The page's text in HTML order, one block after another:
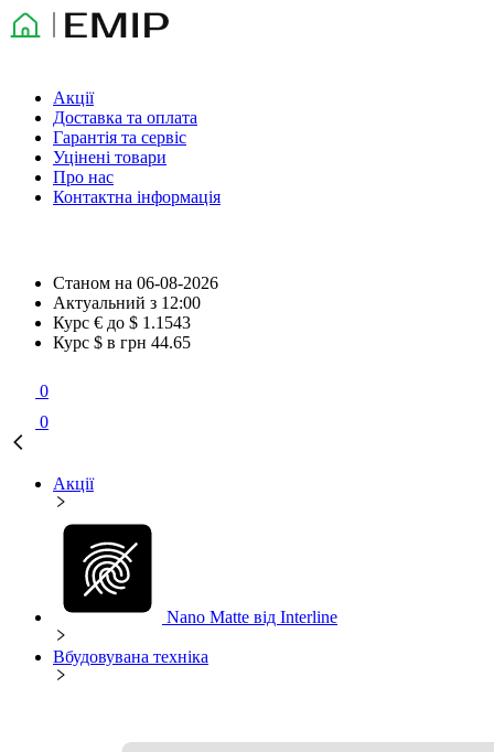
Акції
Доставка та оплата
Гарантія та сервіс
Уцінені товари
Про нас
Контактна інформація
Станом на 06-08-2026
Актуальний з 12:00
Курс € до $ 1.1543
Курс $ в грн 44.65
0
0
Акції
Nano Matte від Interline
Вбудовувана техніка